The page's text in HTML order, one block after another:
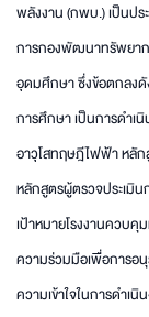
พลังงาน (กพบ.) เป็นป
การกองพัฒนาทรัพยาก
อุดมศึกษา ซึ่งข้อตกลง
การศึกษา เป็นการดำ
อาวุโสทฤษฎีไฟฟ้า หลั
หลักสูตรผู้ตรวจประเมิ
เป้าหมายโรงงานควบ
ความร่วมมือเพื่อการอ
ความเข้าใจในการดำเ